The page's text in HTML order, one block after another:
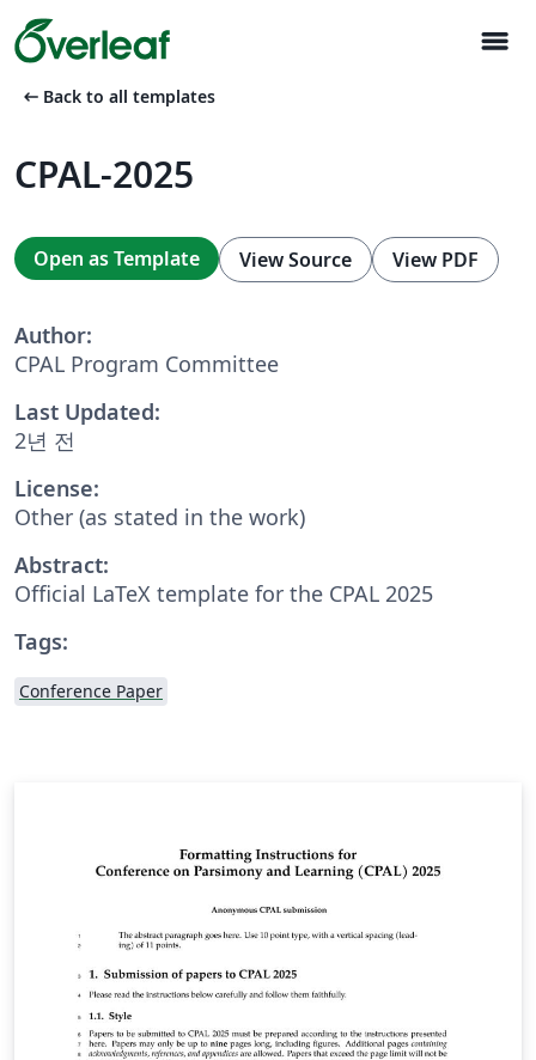
menu
arrow_left_alt Back to all templates
CPAL-2025
Open as Template View Source View PDF
Author:
CPAL Program Committee
Last Updated:
2년 전
License:
Other (as stated in the work)
Abstract:
Official LaTeX template for the CPAL 2025
Tags:
Conference Paper